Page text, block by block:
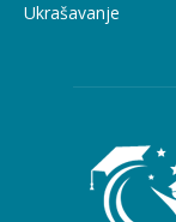
Ukrašavanje